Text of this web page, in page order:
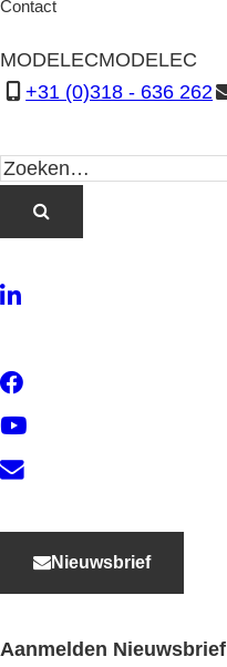
Contact
MODELECMODELEC
+31 (0)318 - 636 262
LinkedIn
YouTube
Contact
Nieuwsbrief
Aanmelden Nieuwsbrief